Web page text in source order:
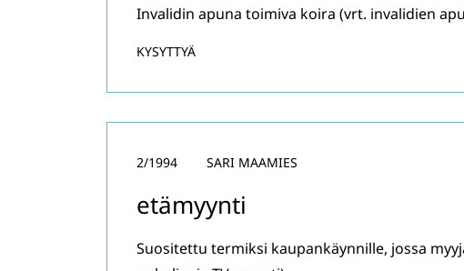
Invalidin apuna toimiva koira (vrt. invalidien
KYSYTTYÄ
etämyynti
2/1994 SARI MAAMIES
Suositettu termiksi kaupankäynnille, jossa